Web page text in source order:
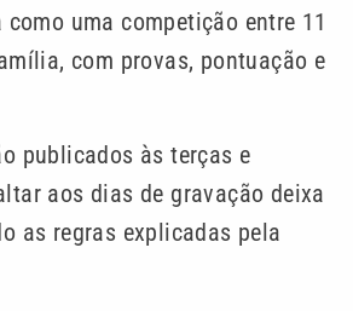
uma competição entre 11
com provas, pontuação e
publicados às terças e
aos dias de gravação deixa
as regras explicadas pela